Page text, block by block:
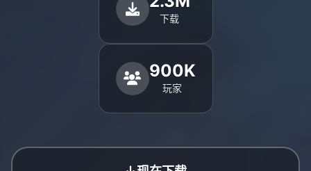
下载
900K
玩家